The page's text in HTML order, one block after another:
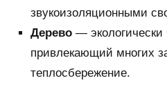
звукоизоляционными
Дерево —
привлекающий многих
теплосбережение.